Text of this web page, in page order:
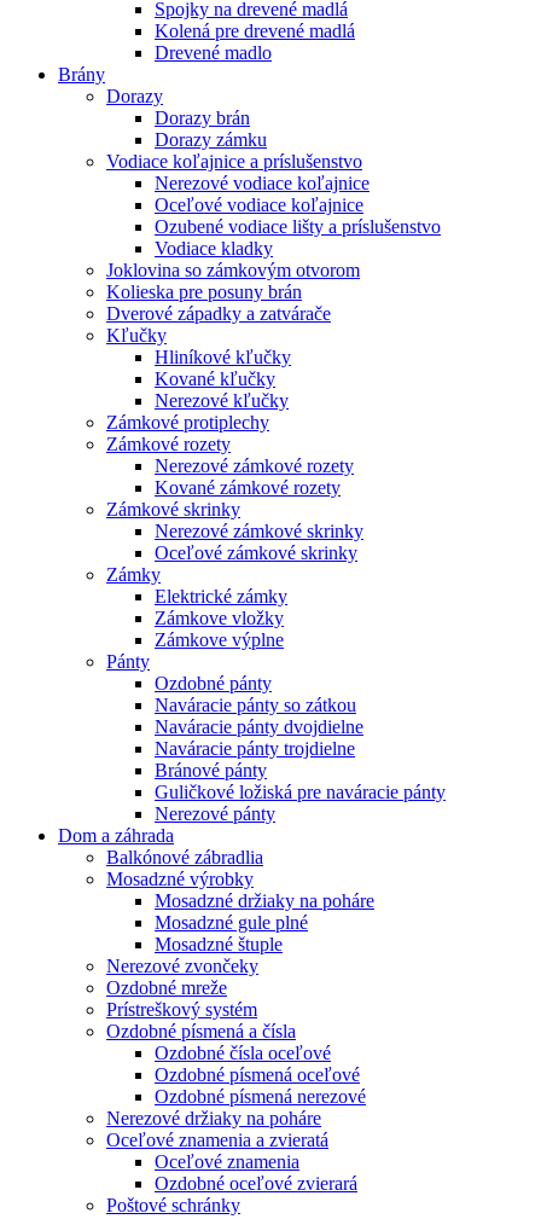
Spojky na drevené madlá
Kolená pre drevené madlá
Drevené madlo
Brány
Dorazy
Dorazy brán
Dorazy zámku
Vodiace koľajnice a príslušenstvo
Nerezové vodiace koľajnice
Oceľové vodiace koľajnice
Ozubené vodiace lišty a príslušenstvo
Vodiace kladky
Joklovina so zámkovým otvorom
Kolieska pre posuny brán
Dverové západky a zatvárače
Kľučky
Hliníkové kľučky
Kované kľučky
Nerezové kľučky
Zámkové protiplechy
Zámkové rozety
Nerezové zámkové rozety
Kované zámkové rozety
Zámkové skrinky
Nerezové zámkové skrinky
Oceľové zámkové skrinky
Zámky
Elektrické zámky
Zámkove vložky
Zámkove výplne
Pánty
Ozdobné pánty
Naváracie pánty so zátkou
Naváracie pánty dvojdielne
Naváracie pánty trojdielne
Bránové pánty
Guličkové ložiská pre naváracie pánty
Nerezové pánty
Dom a záhrada
Balkónové zábradlia
Mosadzné výrobky
Mosadzné držiaky na poháre
Mosadzné gule plné
Mosadzné štuple
Nerezové zvončeky
Ozdobné mreže
Prístreškový systém
Ozdobné písmená a čísla
Ozdobné čísla oceľové
Ozdobné písmená oceľové
Ozdobné písmená nerezové
Nerezové držiaky na poháre
Oceľové znamenia a zvieratá
Oceľové znamenia
Ozdobné oceľové zvierará
Poštové schránky